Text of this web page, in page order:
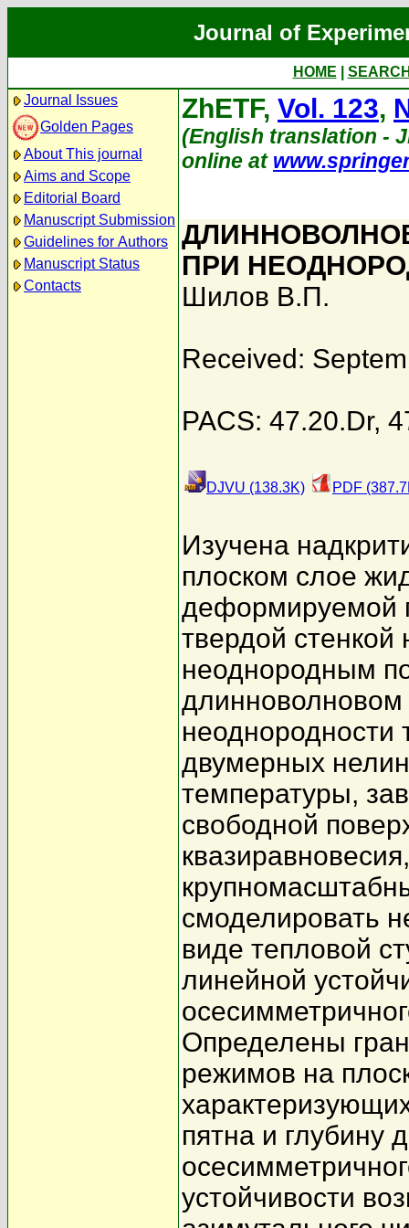
Journal of
HOME
Journal Issues
Golden Pages
About This journal
Aims and Scope
Editorial Board
Manuscript Submission
Guidelines for Authors
Manuscript Status
Contacts
ZhETF, Vol. 123,
(English translation -
online at
ПРИ
Шилов В.П.
Received:
PACS: 47.20.Dr,
DJVU (138.3K) PDF
Изучена
плоском слое
деформируемой
твердой стенкой
неоднородным
неоднородности
двумерных
температуры,
свободной
смоделировать
виде тепловой
линейной
Определены
режимов на
пятна и глубину
устойчивости